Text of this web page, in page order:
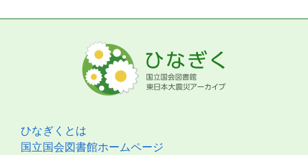
ひなぎくとは
国立国会図書館ホームページ